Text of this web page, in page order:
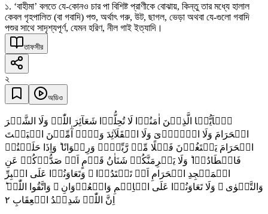
১. ‘বাহীমা’ বলতে যে-কোনও চার পা বিশিষ্ট প্রাণীকে বোঝায়, কিন্তু তার মধ্যে হালাল
কেবল গৃহপালিত (বা গবাদি) পশু, অর্থাৎ গরু, উট, ছাগল, ভেড়া অথবা যে-গুলো গবাদি
পশুর সাথে সাদৃশ্যপূর্ণ, যেমন হরিণ, নীল গাই ইত্যাদি।
তাফসীর
২
অডিও
یٰۤاَیُّہَا الَّذِیۡنَ اٰمَنُوۡا لَا تُحِلُّوۡا شَعَآئِرَ اللّٰہِ وَلَا الشَّہۡرَ
الۡحَرَامَ وَلَا الۡہَدۡیَ وَلَا الۡقَلَآئِدَ وَلَاۤ آٰمِّیۡنَ الۡبَیۡتَ
الۡحَرَامَ یَبۡتَغُوۡنَ فَضۡلًا مِّنۡ رَّبِّہِمۡ وَرِضۡوَانًا ؕ وَاِذَا حَلَلۡتُمۡ
فَاصۡطَادُوۡا ؕ وَلَا یَجۡرِمَنَّکُمۡ شَنَاٰنُ قَوۡمٍ اَنۡ صَدُّوۡکُمۡ عَنِ
الۡمَسۡجِدِ الۡحَرَامِ اَنۡ تَعۡتَدُوۡا ۘ وَتَعَاوَنُوۡا عَلَی الۡبِرِّ
وَالتَّقۡوٰی ۪ وَلَا تَعَاوَنُوۡا عَلَی الۡاِثۡمِ وَالۡعُدۡوَانِ ۪ وَاتَّقُوا اللّٰہَ ؕ
اِنَّ اللّٰہَ شَدِیۡدُ الۡعِقَابِ ٢